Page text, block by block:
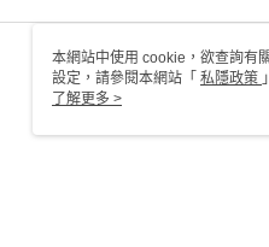
本網站中使用 cookie，欲查詢有
設定，請參閱本網站「 私隱政策
用 cookie。
了解更多 >